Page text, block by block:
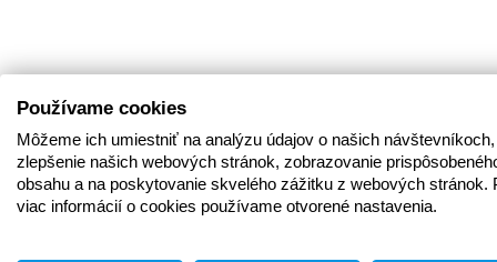
Používame cookies
Môžeme ich umiestniť na analýzu údajov o našich
zlepšenie našich webových stránok, zobrazovanie
obsahu a na poskytovanie skvelého zážitku z webových stránok.
viac informácií o cookies používame otvorené nastavenia.